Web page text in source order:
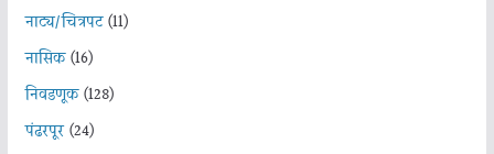
नाट्य/चित्रपट(11)
नासिक(16)
निवडणूक(128)
पंढरपूर(24)